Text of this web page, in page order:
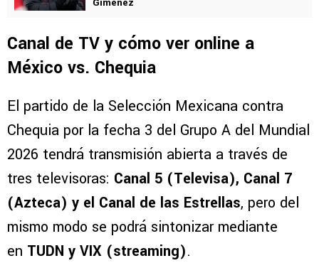
Giménez
Canal de TV y cómo ver online a
México vs. Chequia
El partido de la Selección Mexicana contra
Chequia por la fecha 3 del Grupo A del Mundial
2026 tendrá transmisión abierta a través de
tres televisoras: Canal 5 (Televisa), Canal 7
(Azteca) y el Canal de las Estrellas, pero del
mismo modo se podrá sintonizar mediante
en TUDN y VIX (streaming).